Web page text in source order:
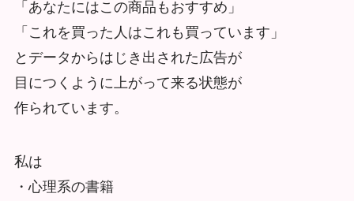
「あなたにはこの商品もおすすめ」
「これを買った人はこれも買っています」
とデータからはじき出された広告が
目につくように上がって来る状態が
作られています。
私は
・心理系の書籍